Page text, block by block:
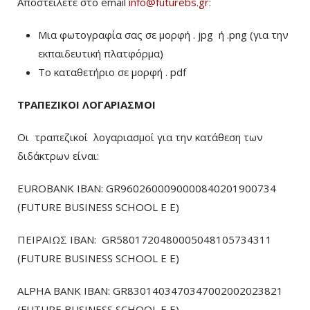
Μια φωτογραφία σας σε μορφή . jpg ή .png (για την
εκπαιδευτική πλατφόρμα)
To καταθετήριο σε μορφή . pdf
ΤΡΑΠΕΖΙΚΟΙ ΛΟΓΑΡΙΑΣΜΟΙ
Οι τραπεζικοί λογαριασμοί για την κατάθεση των
διδάκτρων είναι:
EUROBANK IBAN: GR9602600090000840201900734
(FUTURE BUSINESS SCHOOL E E)
ΠΕΙΡΑΙΩΣ ΙΒΑΝ: GR5801720480005048105734311
(FUTURE BUSINESS SCHOOL E E)
ALPHA BANK IBAN: GR8301403470347002002023821